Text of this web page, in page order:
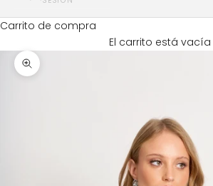
Carrito de compra
El carrito está vacía
Zoom